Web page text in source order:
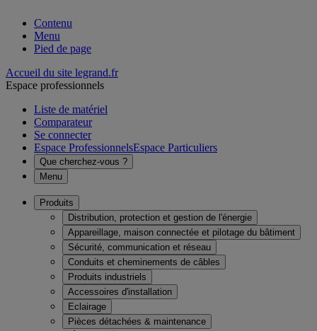
Contenu
Menu
Pied de page
Accueil du site legrand.fr
Espace professionnels
Liste de matériel
Comparateur
Se connecter
Espace ProfessionnelsEspace Particuliers
Que cherchez-vous ?
Menu
Produits
Distribution, protection et gestion de l'énergie
Appareillage, maison connectée et pilotage du bâtiment
Sécurité, communication et réseau
Conduits et cheminements de câbles
Produits industriels
Accessoires d'installation
Eclairage
Pièces détachées & maintenance